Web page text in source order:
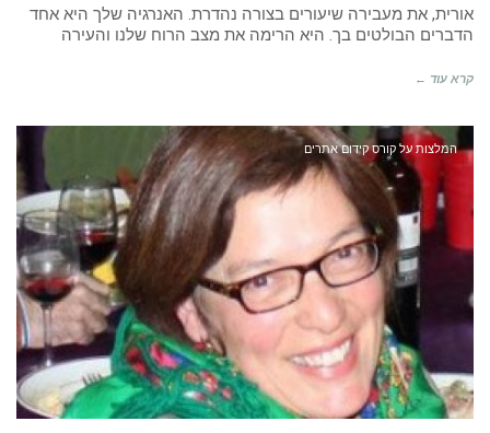
אורית, את מעבירה שיעורים בצורה נהדרת. האנרגיה שלך היא אחד
הדברים הבולטים בך. היא הרימה את מצב הרוח שלנו והעירה
קרא עוד ←
המלצות על קורס קידום אתרים